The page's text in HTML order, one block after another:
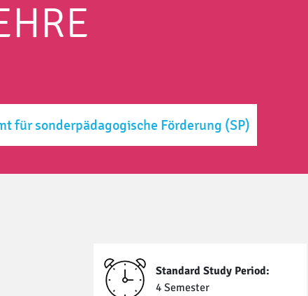
für sonderpädagogische Förderung (SP)
Standard Study Period:
4 Semester